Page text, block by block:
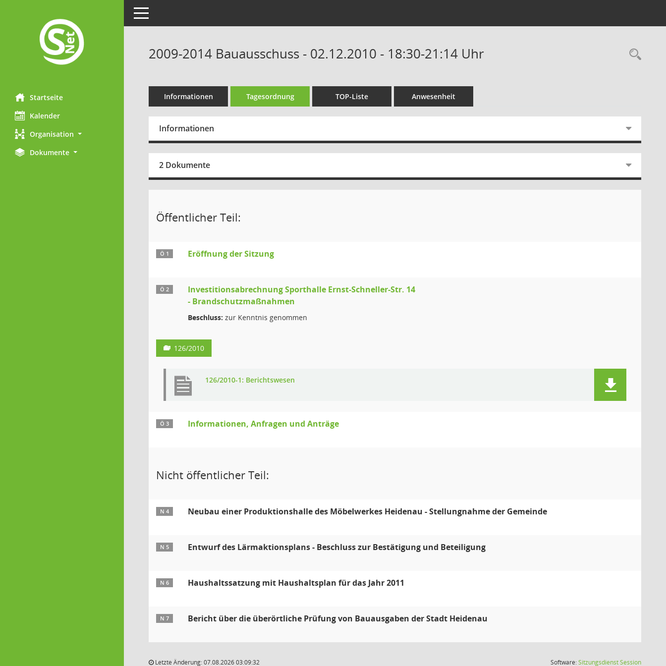
Startseite
Kalender
Organisation
Dokumente
Toggle navigation
2009-2014 Bauausschuss - 02.12.2010 - 18:30-21:14 Uhr
Informationen Tagesordnung TOP-Liste Anwesenheit
Informationen
2 Dokumente
Öffentlicher Teil:
Ö 1 Eröffnung der Sitzung
Ö 2
Investitionsabrechnung Sporthalle Ernst-Schneller-Str. 14
- Brandschutzmaßnahmen
Beschluss: zur Kenntnis genommen
126/2010
126/2010-1: Berichtswesen
Ö 3 Informationen, Anfragen und Anträge
Nicht öffentlicher Teil:
N 4 Neubau einer Produktionshalle des Möbelwerkes Heidenau - Stellungnahme der Gemeinde
N 5 Entwurf des Lärmaktionsplans - Beschluss zur Bestätigung und Beteiligung
N 6 Haushaltssatzung mit Haushaltsplan für das Jahr 2011
N 7 Bericht über die überörtliche Prüfung von Bauausgaben der Stadt Heidenau
Letzte Änderung: 07.08.2026 03:09:32 Software:SitzungsdienstSession(Wird in